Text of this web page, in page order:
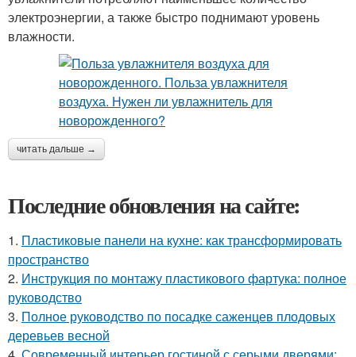
электроэнергии, а также быстро поднимают уровень
влажности.
читать дальше →
Последние обновления на сайте:
1. Пластиковые панели на кухне: как трансформировать
пространство
2. Инструкция по монтажу пластикового фартука: полное
руководство
3. Полное руководство по посадке саженцев плодовых
деревьев весной